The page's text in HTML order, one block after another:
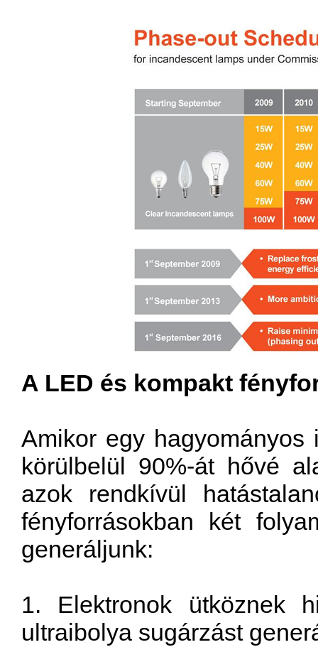
A LED és kompakt
Amikor egy
körülbelül 90%-át hővé
azok rendkívül
fényforrásokban két
generáljunk:
1. Elektronok ütköznek
ultraibolya sugárzást